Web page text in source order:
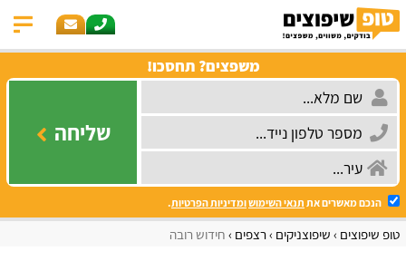
משפצים? תחסכו!
שליחה
הנכם מאשרים את תנאי השימושומדיניות הפרטיות.
טופ שיפוצים שיפוצניקים רצפים חידוש רובה